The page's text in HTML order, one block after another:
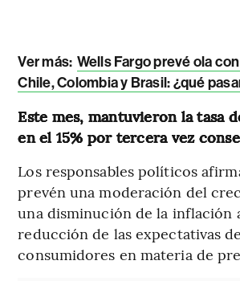
Ver más: Wells Fargo prevé ola
Chile, Colombia y Brasil: ¿qué
Este mes, mantuvieron la tasa
en el 15% por tercera vez
Los responsables políticos
prevén una moderación del
una disminución de la inflación
reducción de las expectativas
consumidores en materia de